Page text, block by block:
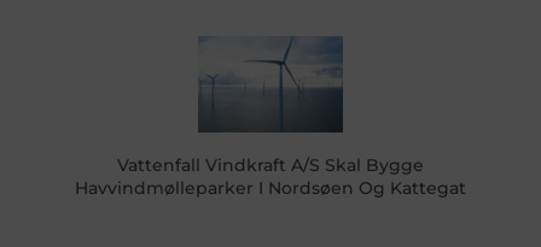
Vattenfall Vindkraft A/S Skal Bygge
Havvindmølleparker I Nordsøen Og Kattegat